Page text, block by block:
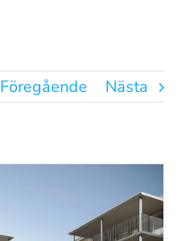
Föregående Nästa